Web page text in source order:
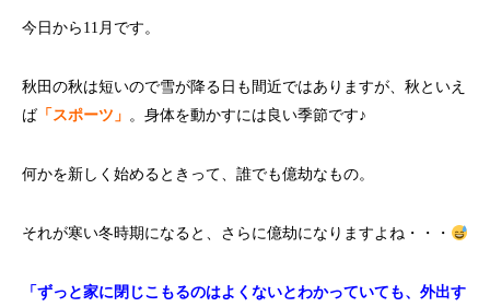
今日から11月です。
秋田の秋は短いので雪が降る日も間近ではありますが、秋といえ
ば「スポーツ」 。身体を動かすには良い季節です♪
何かを新しく始めるときって、誰でも億劫なもの。
それが寒い冬時期になると、さらに億劫になりますよね・・・
「ずっと家に閉じこもるのはよくないとわかっていても、外出す